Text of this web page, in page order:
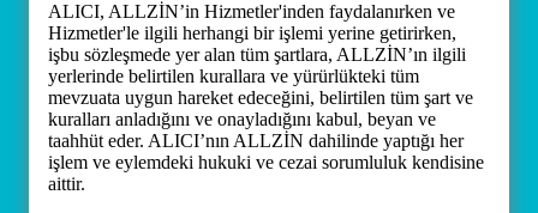
ALICI, ALLZİN’in Hizmetler'inden faydalanırken ve
Hizmetler'le ilgili herhangi bir işlemi yerine getirirken,
işbu sözleşmede yer alan tüm şartlara, ALLZİN’ın ilgili
yerlerinde belirtilen kurallara ve yürürlükteki tüm
mevzuata uygun hareket edeceğini, belirtilen tüm şart ve
kuralları anladığını ve onayladığını kabul, beyan ve
taahhüt eder. ALICI’nın ALLZİN dahilinde yaptığı her
işlem ve eylemdeki hukuki ve cezai sorumluluk kendisine
aittir.